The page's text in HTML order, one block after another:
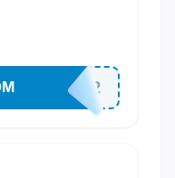
141525852